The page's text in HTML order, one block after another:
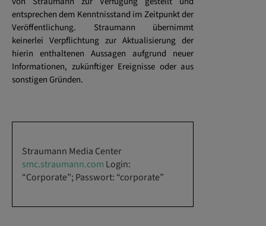
entsprechen dem Kenntnisstand im Zeitpunkt der
Veröffentlichung. Straumann übernimmt
keinerlei Verpflichtung zur Aktualisierung der
hierin enthaltenen Aussagen aufgrund neuer
Informationen, zukünftiger Ereignisse oder aus
sonstigen Gründen.
Straumann Media Center
smc.straumann.com Login:
“Corporate”; Passwort: “corporate”